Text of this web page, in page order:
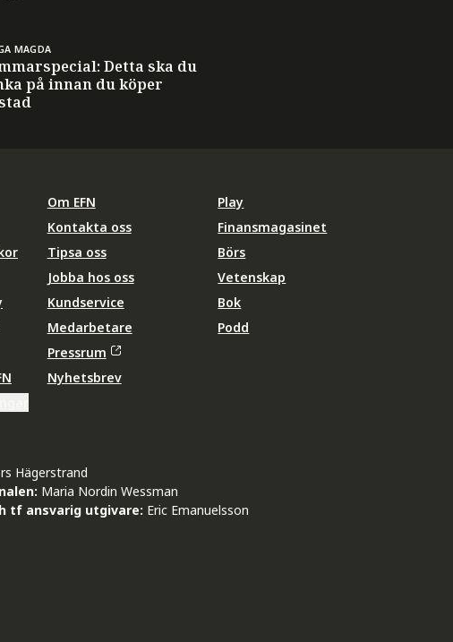
MAGDA
Detta ska du
på innan du köper
Om EFN
Kontakta oss
Tipsa oss
Jobba hos oss
Kundservice
Medarbetare
Pressrum
Nyhetsbrev
Play
Finansmagasinet
Börs
Vetenskap
Bok
Podd
Hägerstrand
Maria Nordin Wessman
tf ansvarig utgivare: Eric Emanuelsson